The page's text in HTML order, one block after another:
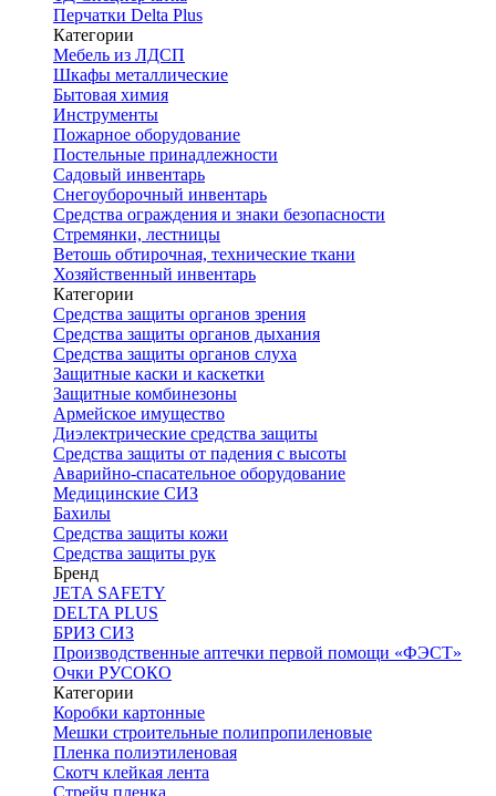
Перчатки Delta Plus
Категории
Мебель из ЛДСП
Шкафы металлические
Бытовая химия
Инструменты
Пожарное оборудование
Постельные принадлежности
Садовый инвентарь
Снегоуборочный инвентарь
Средства ограждения и знаки безопасности
Стремянки, лестницы
Ветошь обтирочная, технические ткани
Хозяйственный инвентарь
Категории
Средства защиты органов зрения
Средства защиты органов дыхания
Средства защиты органов слуха
Защитные каски и каскетки
Защитные комбинезоны
Армейское имущество
Диэлектрические средства защиты
Средства защиты от падения с высоты
Аварийно-спасательное оборудование
Медицинские СИЗ
Бахилы
Средства защиты кожи
Средства защиты рук
Бренд
JETA SAFETY
DELTA PLUS
БРИЗ СИЗ
Производственные аптечки первой помощи «ФЭСТ»
Очки РУСОКО
Категории
Коробки картонные
Мешки строительные полипропиленовые
Пленка полиэтиленовая
Скотч клейкая лента
Стрейч пленка